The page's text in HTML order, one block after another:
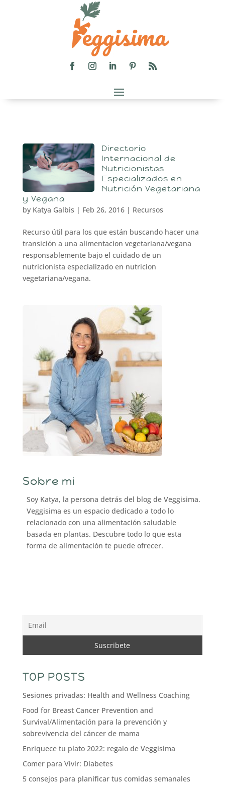
Directorio
Internacional de
Nutricionistas
Especializados en
Nutrición Vegetariana
y Vegana
by Katya Galbis | Feb 26, 2016| Recursos
Recurso útil para los que están buscando hacer una
transición a una alimentacion vegetariana/vegana
responsablemente bajo el cuidado de un
nutricionista especializado en nutricion
vegetariana/vegana.
Sobre mi
Soy Katya, la persona detrás del blog de Veggisima.
Veggisima es un espacio dedicado a todo lo
relacionado con una alimentación saludable
basada en plantas. Descubre todo lo que esta
forma de alimentación te puede ofrecer.
TOP POSTS
Sesiones privadas: Health and Wellness Coaching
Food for Breast Cancer Prevention and
Survival/Alimentación para la prevención y
sobrevivencia del cáncer de mama
Enriquece tu plato 2022: regalo de Veggisima
Comer para Vivir: Diabetes
5 consejos para planificar tus comidas semanales